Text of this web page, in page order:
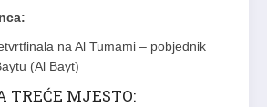
na Al Tumami – pobjednik
(Al Bayt)
TREĆE MJESTO: